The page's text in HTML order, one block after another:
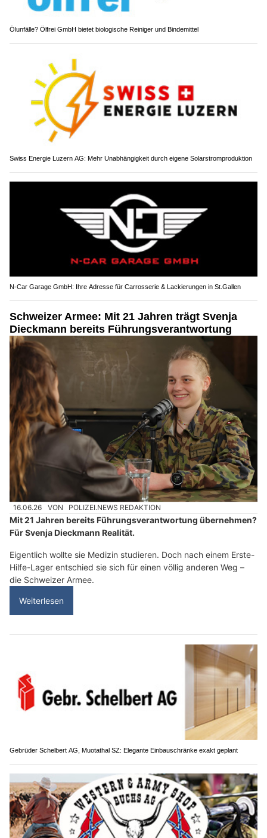
Ölunfälle? Ölfrei GmbH bietet biologische Reiniger und Bindemittel
Swiss Energie Luzern AG: Mehr Unabhängigkeit durch eigene Solarstromproduktion
N-Car Garage GmbH: Ihre Adresse für Carrosserie & Lackierungen in St.Gallen
Schweizer Armee: Mit 21 Jahren trägt Svenja
Dieckmann bereits Führungsverantwortung
16.06.26 VON POLIZEI.NEWS REDAKTION
Mit 21 Jahren bereits Führungsverantwortung übernehmen?
Für Svenja Dieckmann Realität.
Eigentlich wollte sie Medizin studieren. Doch nach einem Erste-
Hilfe-Lager entschied sie sich für einen völlig anderen Weg –
die Schweizer Armee.
Weiterlesen
Gebrüder Schelbert AG, Muotathal SZ: Elegante Einbauschränke exakt geplant